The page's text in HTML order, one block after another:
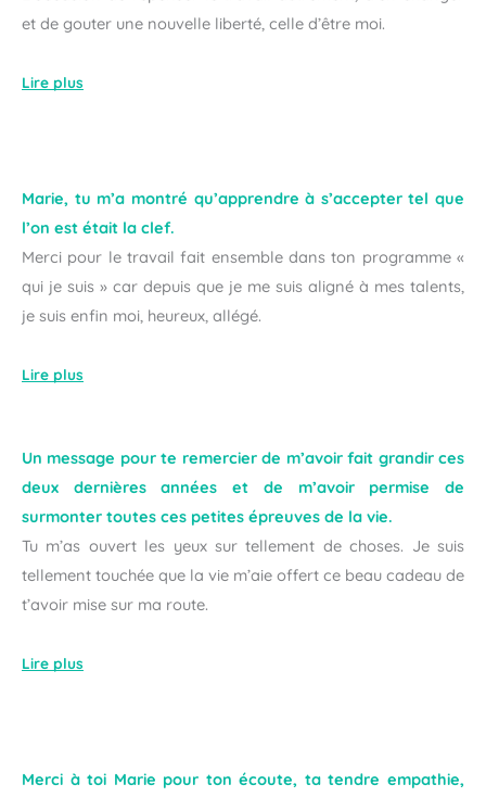
et de gouter une nouvelle liberté, celle d’être moi.
Lire plus
Marie, tu m’a montré qu’apprendre à s’accepter tel que
l’on est était la clef.
Merci pour le travail fait ensemble dans ton programme «
qui je suis » car depuis que je me suis aligné à mes talents,
je suis enfin moi, heureux, allégé.
Lire plus
Un message pour te remercier de m’avoir fait grandir ces
deux dernières années et de m’avoir permise de
surmonter toutes ces petites épreuves de la vie.
Tu m’as ouvert les yeux sur tellement de choses. Je suis
tellement touchée que la vie m’aie offert ce beau cadeau de
t’avoir mise sur ma route.
Lire plus
Merci à toi Marie pour ton écoute, ta tendre empathie,